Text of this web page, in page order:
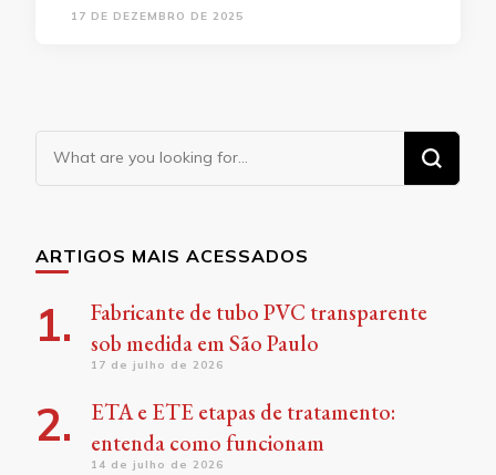
17 DE DEZEMBRO DE 2025
Looking
ARTIGOS MAIS ACESSADOS
Fabricante de tubo PVC transparente
sob medida em São Paulo
17 de julho de 2026
ETA e ETE etapas de tratamento:
entenda como funcionam
14 de julho de 2026